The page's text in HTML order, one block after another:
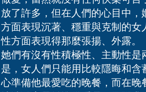
放了許多，但在人們的心目中
方面表現沉著、穩重與克制的
性方面表現得那麼張揚、外露
她們有沒有性積極性、主動性
是，女人們只能用比較隱晦和
心準備他最愛吃的晚餐，而在